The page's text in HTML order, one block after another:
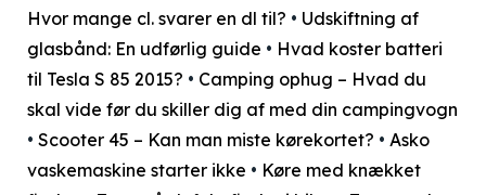
Hvor mange cl. svarer en dl til? • Udskiftning af
glasbånd: En udførlig guide • Hvad koster batteri
til Tesla S 85 2015? • Camping ophug – Hvad du
skal vide før du skiller dig af med din campingvogn
• Scooter 45 – Kan man miste kørekortet? • Asko
vaskemaskine starter ikke • Køre med knækket